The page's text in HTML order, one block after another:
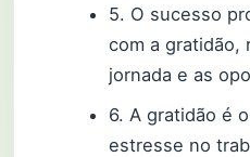
5. O sucesso
com a gratidão,
jornada e as
6. A gratidão é
estresse no